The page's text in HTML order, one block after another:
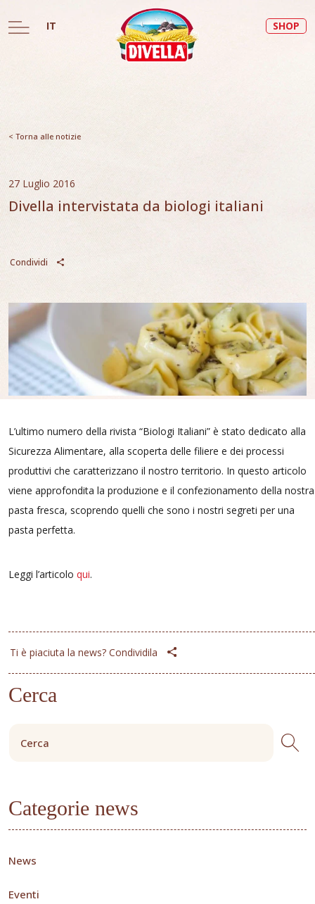
IT SHOP
< Torna alle notizie
27 Luglio 2016
Divella intervistata da biologi italiani
Condividi
L’ultimo numero della rivista “Biologi Italiani” è stato dedicato alla
Sicurezza Alimentare, alla scoperta delle filiere e dei processi
produttivi che caratterizzano il nostro territorio. In questo articolo
viene approfondita la produzione e il confezionamento della nostra
pasta fresca, scoprendo quelli che sono i nostri segreti per una
pasta perfetta.
Leggi l’articolo qui.
Ti è piaciuta la news? Condividila
Cerca
Categorie news
News
Eventi